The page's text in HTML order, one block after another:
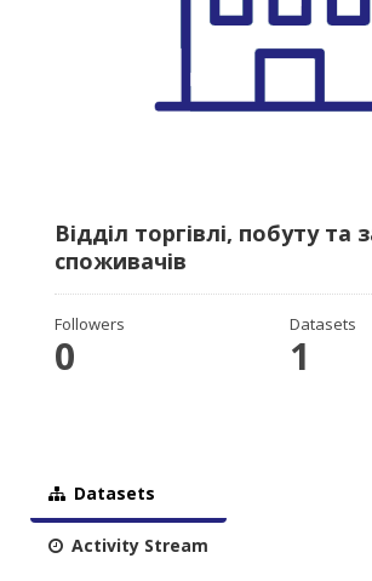
Відділ торгівлі, побуту та
споживачів
Followers
0
Datasets
1
Datasets
Activity Stream